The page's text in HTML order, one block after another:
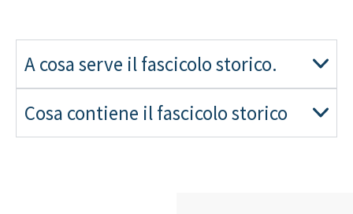
A cosa serve il fascicolo storico.
Cosa contiene il fascicolo storico